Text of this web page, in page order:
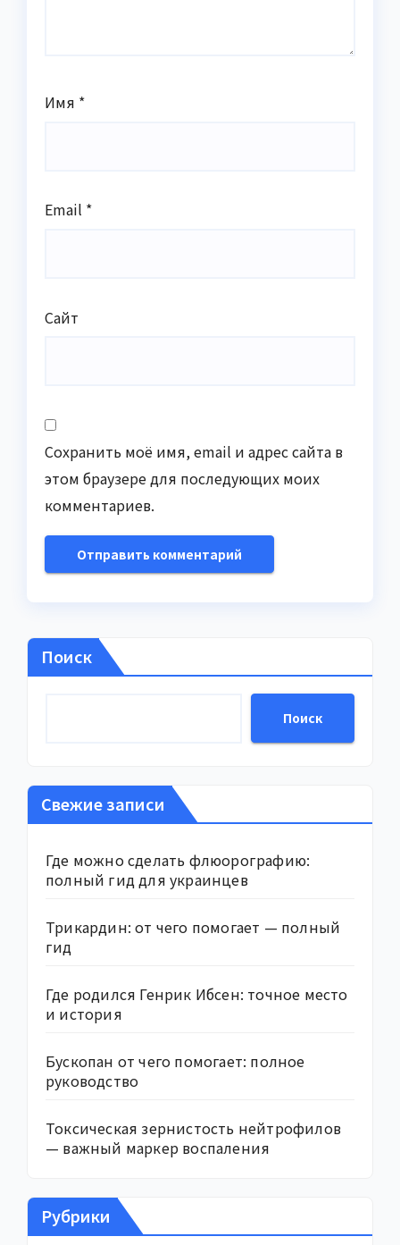
Имя *
Email *
Сайт
Сохранить моё имя, email и адрес сайта в
этом браузере для последующих моих
комментариев.
Поиск
Поиск
Свежие записи
Где можно сделать флюорографию:
полный гид для украинцев
Трикардин: от чего помогает — полный
гид
Где родился Генрик Ибсен: точное место
и история
Бускопан от чего помогает: полное
руководство
Токсическая зернистость нейтрофилов
— важный маркер воспаления
Рубрики